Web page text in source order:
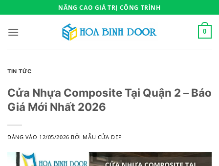
qua
nội
NÂNG CAO GIÁ TRỊ CÔNG TRÌNH
0
TIN TỨC
Cửa Nhựa Composite Tại Quận 2 – Báo
Giá Mới Nhất 2026
ĐĂNG VÀO 12/05/2026 BỞI MẪU CỬA ĐẸP